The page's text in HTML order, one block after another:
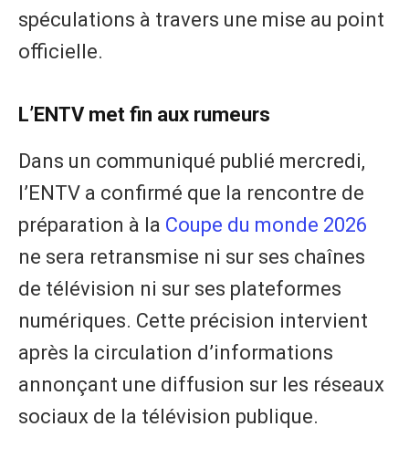
spéculations à travers une mise au point
officielle.
L’ENTV met fin aux rumeurs
Dans un communiqué publié mercredi,
l’ENTV a confirmé que la rencontre de
préparation à la Coupe du monde 2026
ne sera retransmise ni sur ses chaînes
de télévision ni sur ses plateformes
numériques. Cette précision intervient
après la circulation d’informations
annonçant une diffusion sur les réseaux
sociaux de la télévision publique.